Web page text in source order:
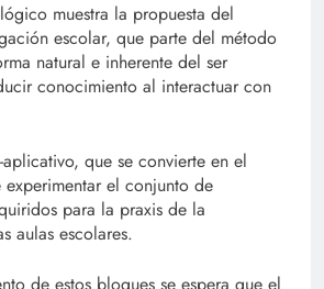
muestra la propuesta del
escolar, que parte del método
natural e inherente del ser
conocimiento al interactuar con
que se convierte en el
el conjunto de
para la praxis de la
aulas escolares.